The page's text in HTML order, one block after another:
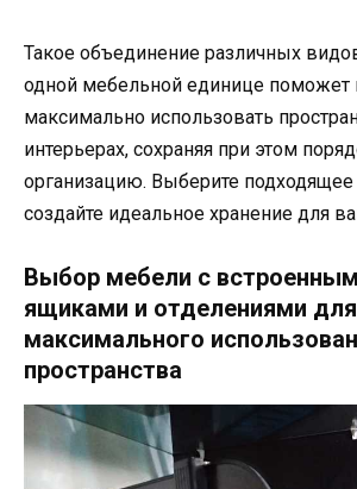
Такое объединение различных
одной мебельной единице поможет
максимально использовать
интерьерах, сохраняя при этом
организацию. Выберите
создайте идеальное хранение для
Выбор мебели с
ящиками и отделениями для
максимального
пространства